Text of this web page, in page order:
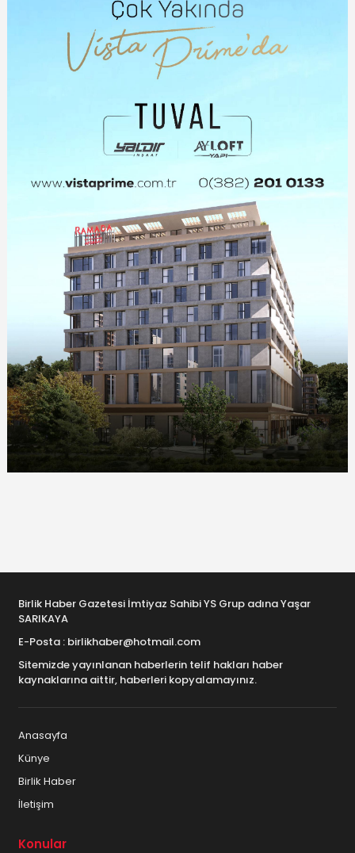
Birlik Haber Gazetesi İmtiyaz Sahibi YS Grup adına Yaşar
SARIKAYA
E-Posta : birlikhaber@hotmail.com
Sitemizde yayınlanan haberlerin telif hakları haber
kaynaklarına aittir, haberleri kopyalamayınız.
Anasayfa
Künye
Birlik Haber
İletişim
Konular